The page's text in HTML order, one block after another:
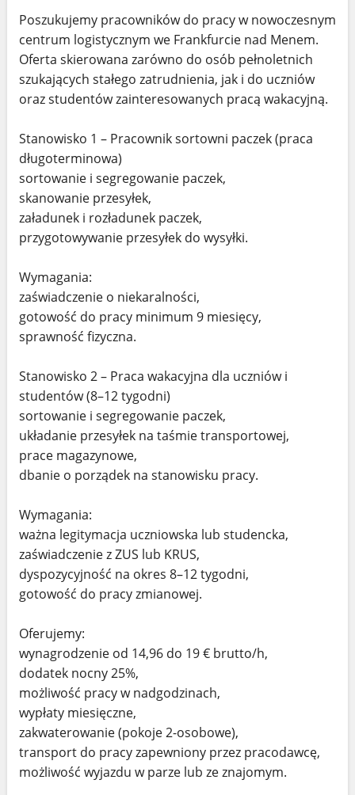
Poszukujemy pracowników do pracy w nowoczesnym
centrum logistycznym we Frankfurcie nad Menem.
Oferta skierowana zarówno do osób pełnoletnich
szukających stałego zatrudnienia, jak i do uczniów
oraz studentów zainteresowanych pracą wakacyjną.
Stanowisko 1 – Pracownik sortowni paczek (praca
długoterminowa)
sortowanie i segregowanie paczek,
skanowanie przesyłek,
załadunek i rozładunek paczek,
przygotowywanie przesyłek do wysyłki.
Wymagania:
zaświadczenie o niekaralności,
gotowość do pracy minimum 9 miesięcy,
sprawność fizyczna.
Stanowisko 2 – Praca wakacyjna dla uczniów i
studentów (8–12 tygodni)
sortowanie i segregowanie paczek,
układanie przesyłek na taśmie transportowej,
prace magazynowe,
dbanie o porządek na stanowisku pracy.
Wymagania:
ważna legitymacja uczniowska lub studencka,
zaświadczenie z ZUS lub KRUS,
dyspozycyjność na okres 8–12 tygodni,
gotowość do pracy zmianowej.
Oferujemy:
wynagrodzenie od 14,96 do 19 € brutto/h,
dodatek nocny 25%,
możliwość pracy w nadgodzinach,
wypłaty miesięczne,
zakwaterowanie (pokoje 2-osobowe),
transport do pracy zapewniony przez pracodawcę,
możliwość wyjazdu w parze lub ze znajomym.